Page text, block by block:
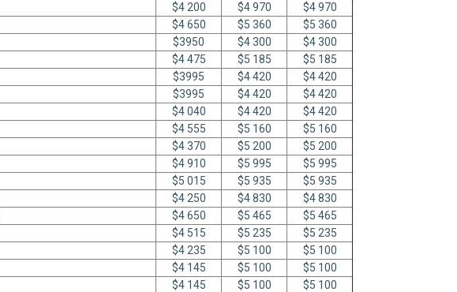
$4 200 $4 970
$4 970
$4 650 $5 360
$5 360
$3950 $4 300
$4 300
$4 475 $5 185
$5 185
$3995 $4 420
$4 420
$3995 $4 420
$4 420
$4 040 $4 420
$4 420
$4 555 $5 160
$5 160
$4 370 $5 200
$5 200
$4 910 $5 995
$5 995
$5 015 $5 935
$5 935
$4 250 $4 830
$4 830
$4 650 $5 465
$5 465
$4 515 $5 235
$5 235
$4 235 $5 100
$5 100
$4 145 $5 100
$5 100
$4 145 $5 100
$5 100